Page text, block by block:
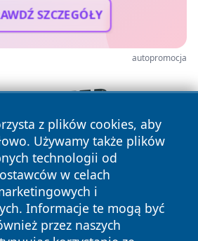
SZCZEGÓŁY
autopromocja
z plików cookies, aby
Używamy także plików
technologii od
w celach
i
Informacje te mogą być
przez naszych